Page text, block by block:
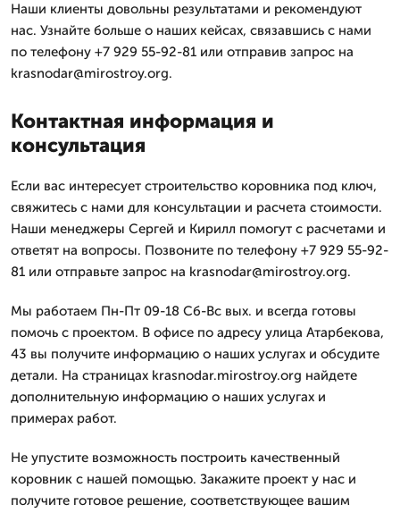
Наши клиенты довольны результатами и рекомендуют
нас. Узнайте больше о наших кейсах, связавшись с нами
по телефону +7 929 55-92-81 или отправив запрос на
krasnodar@mirostroy.org.
Контактная информация и
консультация
Если вас интересует строительство коровника под ключ,
свяжитесь с нами для консультации и расчета стоимости.
Наши менеджеры Сергей и Кирилл помогут с расчетами и
ответят на вопросы. Позвоните по телефону +7 929 55-92-
81 или отправьте запрос на krasnodar@mirostroy.org.
Мы работаем Пн-Пт 09-18 Сб-Вс вых. и всегда готовы
помочь с проектом. В офисе по адресу улица Атарбекова,
43 вы получите информацию о наших услугах и обсудите
детали. На страницах krasnodar.mirostroy.org найдете
дополнительную информацию о наших услугах и
примерах работ.
Не упустите возможность построить качественный
коровник с нашей помощью. Закажите проект у нас и
получите готовое решение, соответствующее вашим